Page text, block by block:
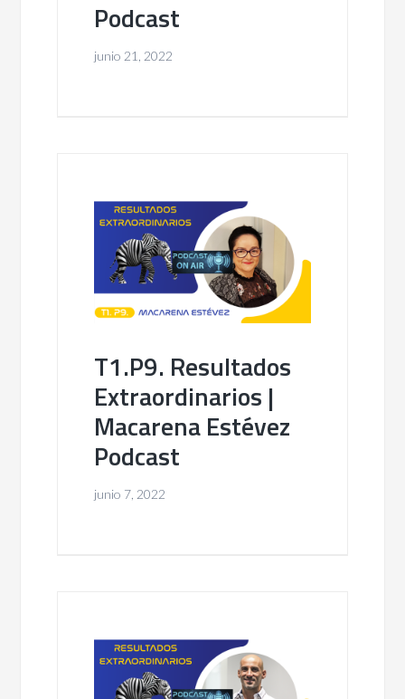
Podcast
junio 21, 2022
T1.P9. Resultados
Extraordinarios |
Macarena Estévez
Podcast
junio 7, 2022